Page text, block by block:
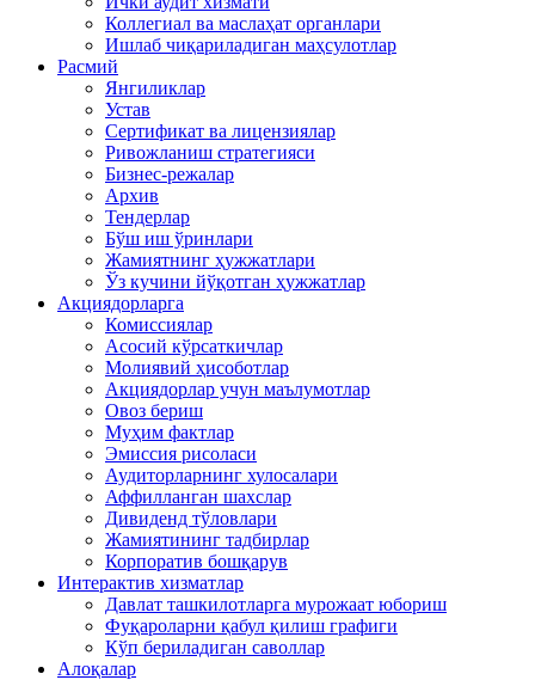
Коллегиал ва маслаҳат органлари
Ишлаб чиқариладиган маҳсулотлар
Расмий
Янгиликлар
Устав
Сертификат ва лицензиялар
Ривожланиш стратегияси
Бизнес-режалар
Архив
Тендерлар
Бўш иш ўринлари
Жамиятнинг ҳужжатлари
Ўз кучини йўқотган ҳужжатлар
Акциядорларга
Комиссиялар
Асосий кўрсаткичлар
Молиявий ҳисоботлар
Акциядорлар учун маълумотлар
Овоз бериш
Муҳим фактлар
Эмиссия рисоласи
Аудиторларнинг хулосалари
Аффилланган шахслар
Дивиденд тўловлари
Жамиятининг тадбирлар
Корпоратив бошқарув
Интерактив хизматлар
Давлат ташкилотларга мурожаат юбориш
Фуқароларни қабул қилиш графиги
Кўп бериладиган саволлар
Алоқалар